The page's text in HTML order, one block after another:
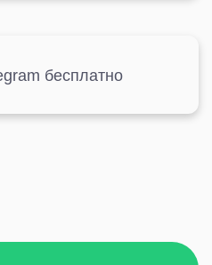
бесплатно